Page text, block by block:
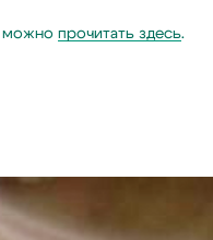
можно прочитать здесь.